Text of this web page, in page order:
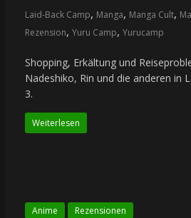
Laid-Back Camp, Manga, Manga Cult,
Rezension, Yuru Camp, Yurucamp
Shopping, Erkältung und
Nadeshiko, Rin und die anderen in
3.
Weiterlesen
Anime Rezensionen